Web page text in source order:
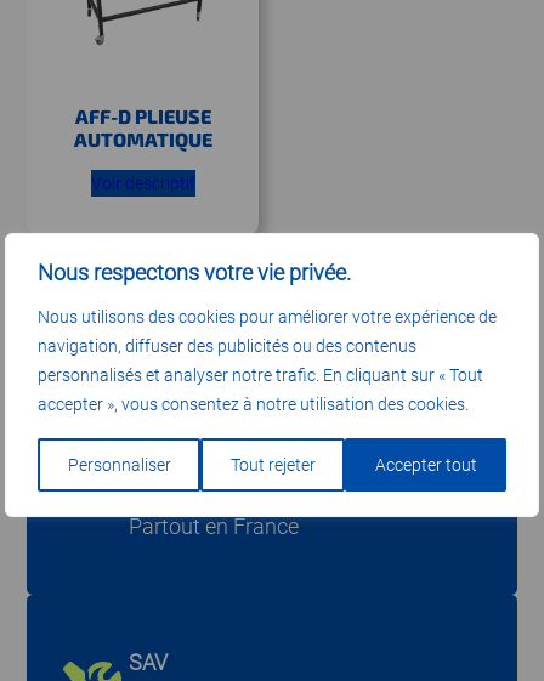
Nous respectons votre vie privée.
Nous utilisons des cookies pour améliorer votre expérience de
navigation, diffuser des publicités ou des contenus
personnalisés et analyser notre trafic. En cliquant sur « Tout
accepter », vous consentez à notre utilisation des cookies.
Personnaliser Tout rejeter Accepter tout
AFF-D PLIEUSE
AUTOMATIQUE
Voir descriptif
LIVRAISON ET INSTALLATION
Partout en France
SAV